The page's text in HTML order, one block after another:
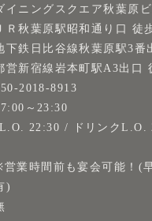
イニングスクエア秋葉原
ＪＲ秋葉原駅昭和通り口 徒
下鉄日比谷線秋葉原駅3番
営新宿線岩本町駅A3出口
2018-8913
～23:30
22:30 / ドリンクL.O.
業時間前も宴会可能！(
)